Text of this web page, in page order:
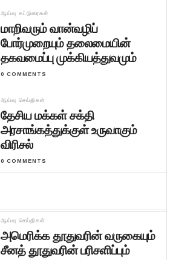
ஆய்வு கட்டுரைகள்
மாறிவரும் வான்வழிப்
போர்முறையும் தலைமையின்
தகவமைப்பு முக்கியத்துவமும்
0 COMMENTS
ஆய்வு செய்திகள்
தேசிய மக்கள் சக்தி
அரசாங்கத்துக்குள் உருவாகும்
விரிசல்
0 COMMENTS
ஆய்வு செய்திகள்
அமெரிக்க தூதுவரின் வருகையும்
சீனத் தூதுவரின் பரிசளிப்பும்